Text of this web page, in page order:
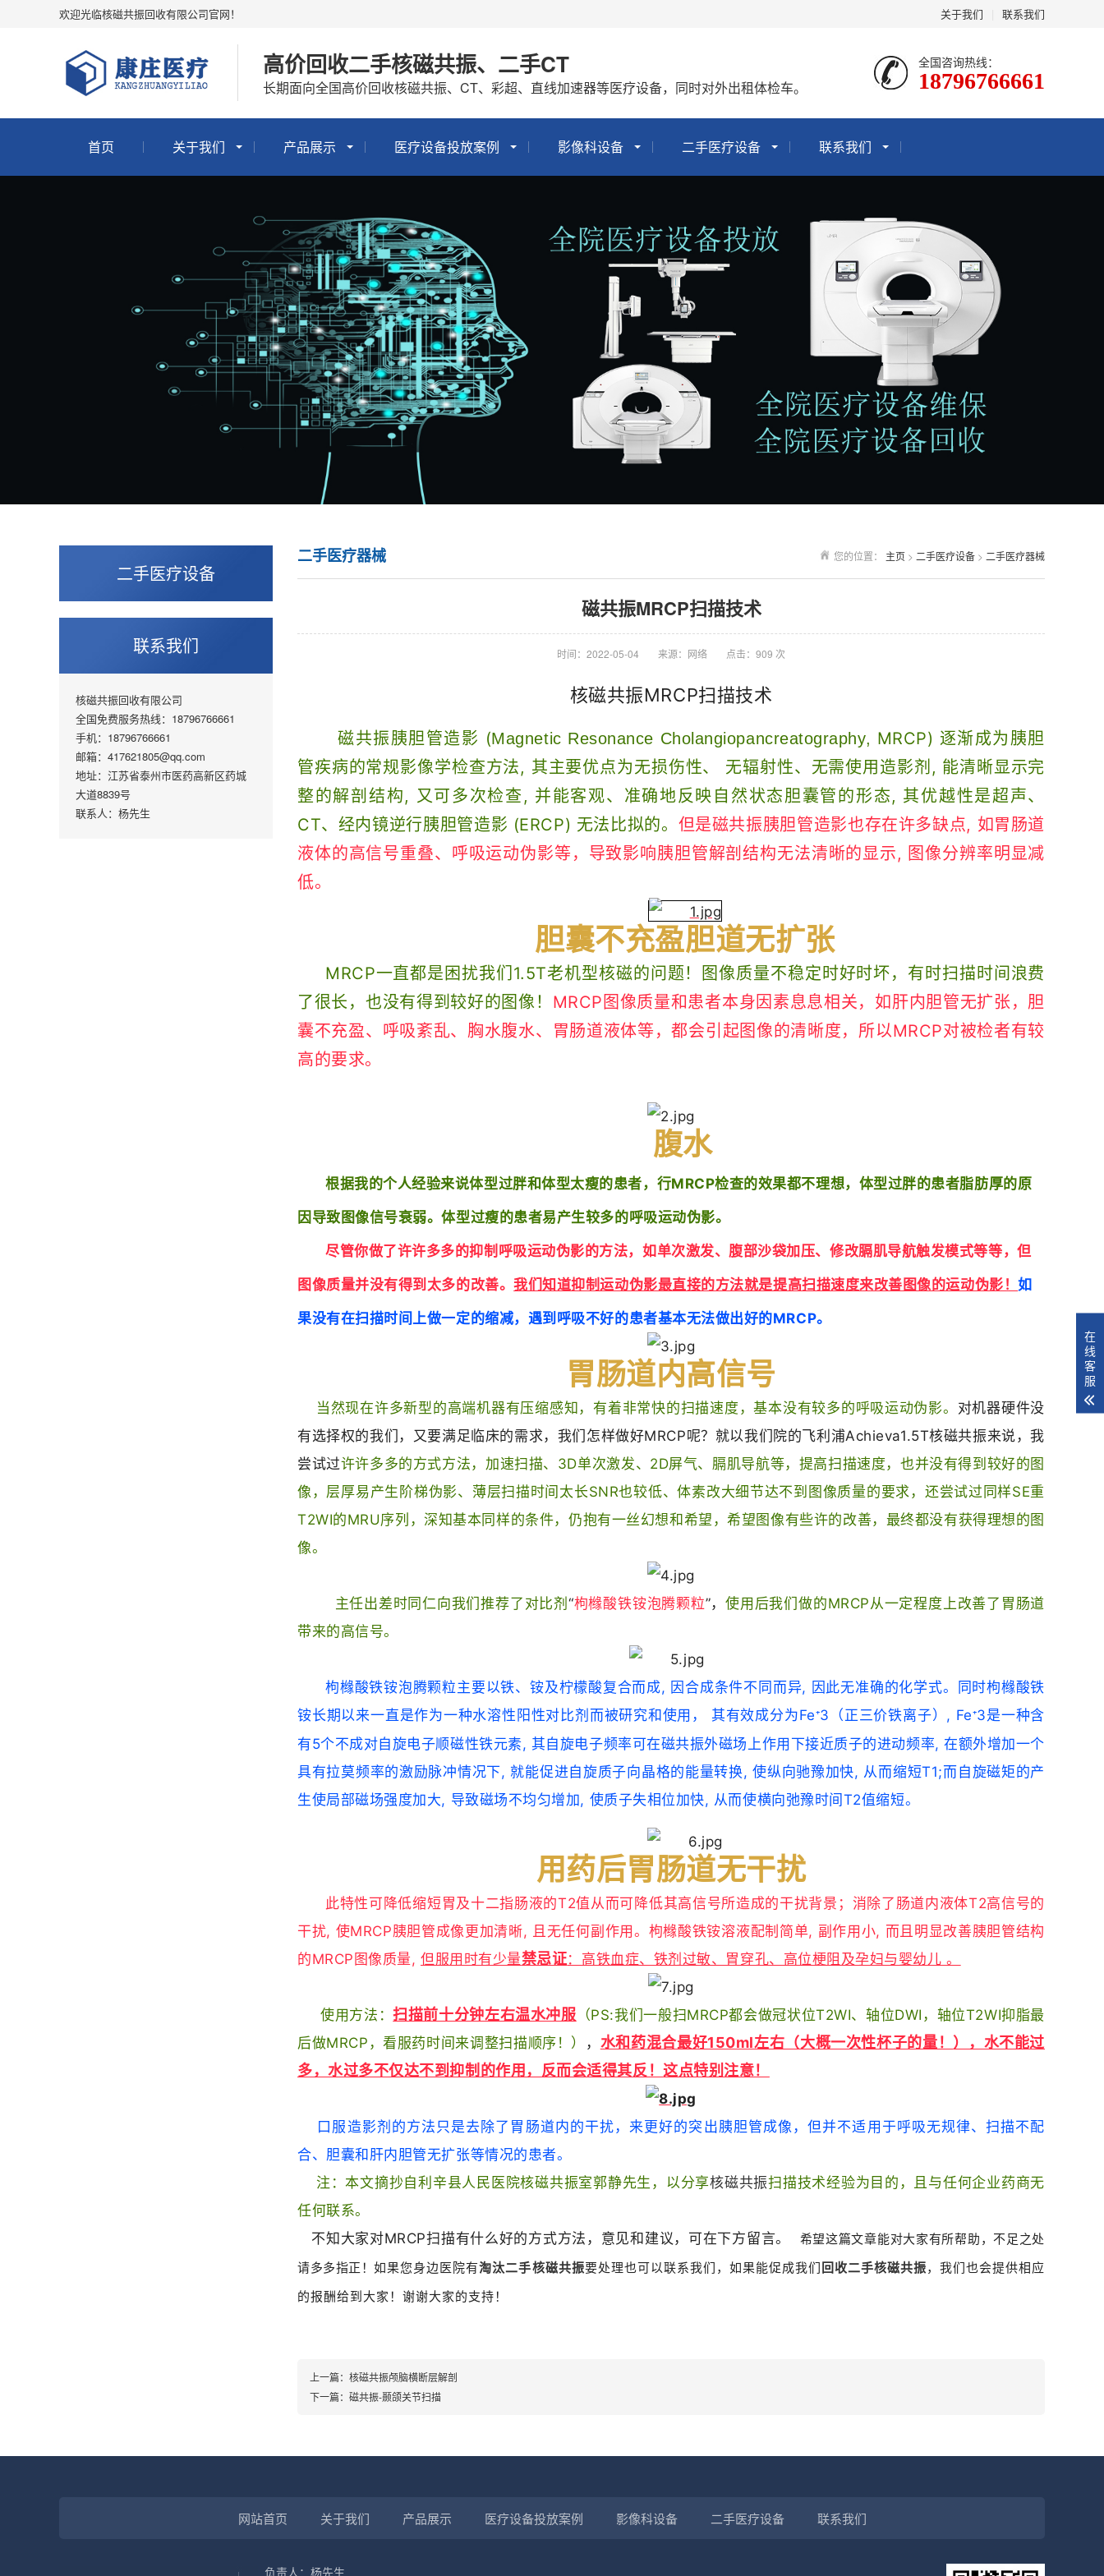
关于我们 联系我们
欢迎光临核磁共振回收有限公司官网！
高价回收二手核磁共振、二手CT
长期面向全国高价回收核磁共振、CT、彩超、直线加速器等医疗设备，同时对外出租体检车。
全国咨询热线：
18796766661
首页 关于我们 产品展示 医疗设备投放案例 影像科设备 二手医疗设备 联系我们
二手医疗设备
联系我们
核磁共振回收有限公司
全国免费服务热线：18796766661
手机：18796766661
邮箱：417621805@qq.com
地址：江苏省泰州市医药高新区药城
大道8839号
联系人：杨先生
您的位置： 主页 > 二手医疗设备 > 二手医疗器械
二手医疗器械
磁共振MRCP扫描技术
时间：2022-05-04 来源：网络 点击： 909 次
核磁共振MRCP扫描技术
磁共振胰胆管造影 (Magnetic Resonance Cholangiopancreatography, MRCP) 逐渐成为胰胆
管疾病的常规影像学检查方法, 其主要优点为无损伤性、 无辐射性、无需使用造影剂, 能清晰显示完
整的解剖结构, 又可多次检查, 并能客观、准确地反映自然状态胆囊管的形态, 其优越性是超声、
CT、经内镜逆行胰胆管造影 (ERCP) 无法比拟的。 但是磁共振胰胆管造影也存在许多缺点, 如胃肠道
液体的高信号重叠、呼吸运动伪影等，导致影响胰胆管解剖结构无法清晰的显示, 图像分辨率明显减
低。
胆囊不充盈胆道无扩张
MRCP一直都是困扰我们1.5T老机型核磁的问题！图像质量不稳定时好时坏，有时扫描时间浪费
了很长，也没有得到较好的图像！ MRCP图像质量和患者本身因素息息相关，如肝内胆管无扩张，胆
囊不充盈、呼吸紊乱、胸水腹水、胃肠道液体等，都会引起图像的清晰度，所以MRCP对被检者有较
高的要求。
腹水
根据我的个人经验来说体型过胖和体型太瘦的患者，行MRCP检查的效果都不理想，体型过胖的患者脂肪厚的原
因导致图像信号衰弱。体型过瘦的患者易产生较多的呼吸运动伪影。
尽管你做了许许多多的抑制呼吸运动伪影的方法，如单次激发、腹部沙袋加压、修改膈肌导航触发模式等等，但
图像质量并没有得到太多的改善。我们知道抑制运动伪影最直接的方法就是提高扫描速度来改善图像的运动伪影！如
果没有在扫描时间上做一定的缩减，遇到呼吸不好的患者基本无法做出好的MRCP。
胃肠道内高信号
当然现在许多新型的高端机器有压缩感知，有着非常快的扫描速度，基本没有较多的呼吸运动伪影。 对机器硬件没
有选择权的我们，又要满足临床的需求，我们怎样做好MRCP呢？就以我们院的飞利浦Achieva1.5T核磁共振来说，我
尝试过许许多多的方式方法，加速扫描、3D单次激发、2D屏气、膈肌导航等，提高扫描速度，也并没有得到较好的图
像，层厚易产生阶梯伪影、薄层扫描时间太长SNR也较低、体素改大细节达不到图像质量的要求，还尝试过同样SE重
T2WI的MRU序列，深知基本同样的条件，仍抱有一丝幻想和希望，希望图像有些许的改善，最终都没有获得理想的图
像。
主任出差时同仁向我们推荐了对比剂 “枸橼酸铁铵泡腾颗粒”，使用后我们做的MRCP从一定程度上改善了胃肠道
带来的高信号。
枸橼酸铁铵泡腾颗粒主要以铁、铵及柠檬酸复合而成, 因合成条件不同而异, 因此无准确的化学式。同时枸橼酸铁
铵长期以来一直是作为一种水溶性阳性对比剂而被研究和使用， 其有效成分为Fe⁺3（正三价铁离子）, Fe⁺3是一种含
有5个不成对自旋电子顺磁性铁元素, 其自旋电子频率可在磁共振外磁场上作用下接近质子的进动频率, 在额外增加一个
具有拉莫频率的激励脉冲情况下, 就能促进自旋质子向晶格的能量转换, 使纵向驰豫加快, 从而缩短T1;而自旋磁矩的产
生使局部磁场强度加大, 导致磁场不均匀增加, 使质子失相位加快, 从而使横向弛豫时间T2值缩短。
用药后胃肠道无干扰
此特性可降低缩短胃及十二指肠液的T2值从而可降低其高信号所造成的干扰背景；消除了肠道内液体T2高信号的
干扰, 使MRCP胰胆管成像更加清晰, 且无任何副作用。枸橼酸铁铵溶液配制简单, 副作用小, 而且明显改善胰胆管结构
的MRCP图像质量, 但服用时有少量禁忌证：高铁血症、铁剂过敏、胃穿孔、高位梗阻及孕妇与婴幼儿 。
使用方法：扫描前十分钟左右温水冲服 （PS:我们一般扫MRCP都会做冠状位T2WI、轴位DWI，轴位T2WI抑脂最
后做MRCP，看服药时间来调整扫描顺序！）
， 水和药混合最好150ml左右（大概一次性杯子的量！ ），水不能过
多，水过多不仅达不到抑制的作用，反而会适得其反！这点特别注意！
口服造影剂的方法只是去除了胃肠道内的干扰，来更好的突出胰胆管成像，但并不适用于呼吸无规律、扫描不配
合、胆囊和肝内胆管无扩张等情况的患者。
注：本文摘抄自利辛县人民医院核磁共振室郭静先生， 以分享核磁共振扫描技术经验为目的， 且与任何企业药商无
任何联系。
不知大家对MRCP扫描有什么好的方式方法，意见和建议，可在下方留言。
希望这篇文章能对大家有所帮助，不足之处
请多多指正！如果您身边医院有淘汰二手核磁共振要处理也可以联系我们，如果能促成我们回收二手核磁共振，我们也会提供相应
的报酬给到大家！谢谢大家的支持！
上一篇：核磁共振颅脑横断层解剖
下一篇：磁共振-颞颌关节扫描
网站首页 关于我们 产品展示 医疗设备投放案例 影像科设备 二手医疗设备 联系我们
负责人：杨先生
在
线
客
服